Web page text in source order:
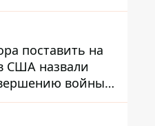
привлечь
за
поставить на
США назвали
войны -
Journal